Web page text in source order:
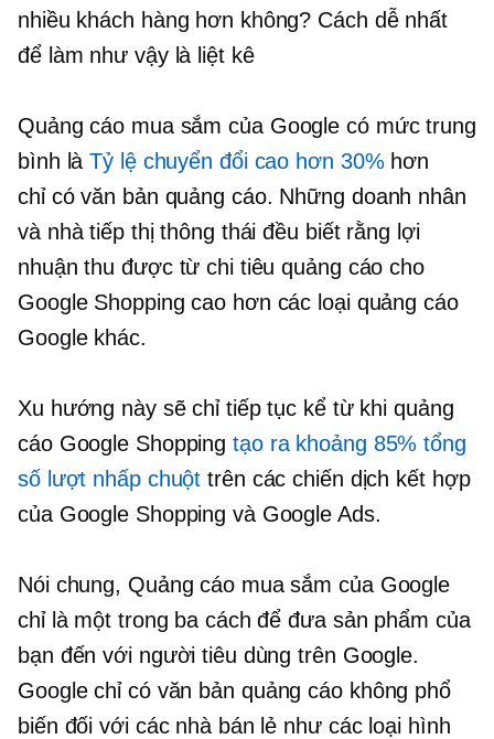
nhiều khách hàng hơn không? Cách dễ nhất
để làm như vậy là liệt kê
Quảng cáo mua sắm của Google có mức trung
bình làTỷ lệ chuyển đổi cao hơn 30% hơn
chỉ có văn bản quảng cáo. Những doanh nhân
và nhà tiếp thị thông thái đều biết rằng lợi
nhuận thu được từ chi tiêu quảng cáo cho
Google Shopping cao hơn các loại quảng cáo
Google khác.
Xu hướng này sẽ chỉ tiếp tục kể từ khi quảng
cáo Google Shopping tạo ra khoảng 85% tổng
số lượt nhấp chuột trên các chiến dịch kết hợp
của Google Shopping và Google Ads.
Nói chung, Quảng cáo mua sắm của Google
chỉ là một trong ba cách để đưa sản phẩm của
bạn đến với người tiêu dùng trên Google.
Googlechỉ có văn bản quảng cáo không phổ
biến đối với các nhà bán lẻ như các loại hình